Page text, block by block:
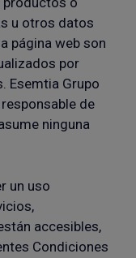
u otros datos
página web son
por
Esemtia Grupo
responsable de
ninguna
un uso
accesibles,
Condiciones